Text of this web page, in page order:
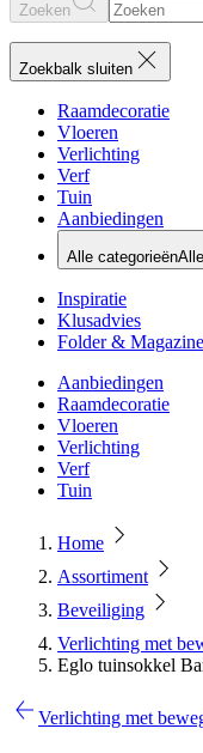
Zoeken
Zoekbalk sluiten
Raamdecoratie
Vloeren
Verlichting
Verf
Tuin
Aanbiedingen
Alle categorieën
Inspiratie
Klusadvies
Folder & Magazine
Aanbiedingen
Raamdecoratie
Vloeren
Verlichting
Verf
Tuin
Home
Assortiment
Beveiliging
Verlichting met
Eglo tuinsokkel
Verlichting met